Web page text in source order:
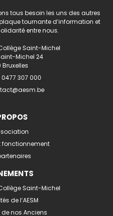
tous besoin les uns des autres
tournante d’information et
entre nous.
Saint-Michel
Michel 24
Bruxelles
0477 307 000
fonctionnement
Saint-Michel
de l’AESM
nos Anciens